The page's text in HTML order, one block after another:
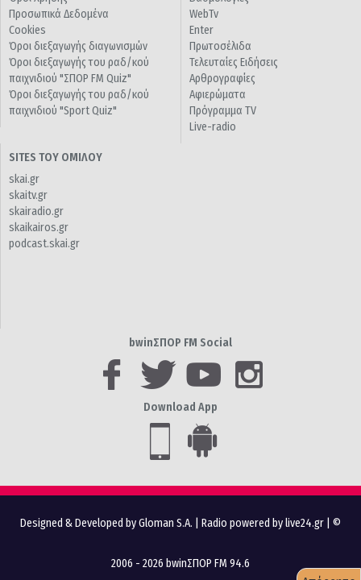
Προσωπικά Δεδομένα
Cookies
Όροι διεξαγωγής διαγωνισμών
Όροι διεξαγωγής του ραδ/κού
παιχνιδιού "ΣΠΟΡ FM Quiz"
Όροι διεξαγωγής του ραδ/κού
παιχνιδιού "Sport Quiz"
WebTv
Enter
Πρωτοσέλιδα
Τελευταίες Ειδήσεις
Αρθρογραφίες
Αφιερώματα
Πρόγραμμα TV
Live-radio
SITES ΤΟΥ ΟΜΙΛΟΥ
skai.gr
skaitv.gr
skairadio.gr
skaikairos.gr
podcast.skai.gr
bwinΣΠΟΡ FM Social
Download App
Designed & Developed by Gloman S.A. Radio powered by live24.gr | ©
2006 - 2026 bwinΣΠΟΡ FM 94.6